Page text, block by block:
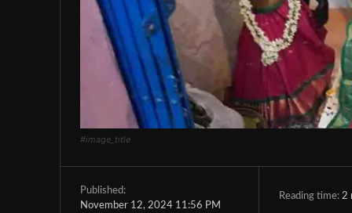
#image_title
Published:
November 12, 2024 11:56 PM
Reading time: 2